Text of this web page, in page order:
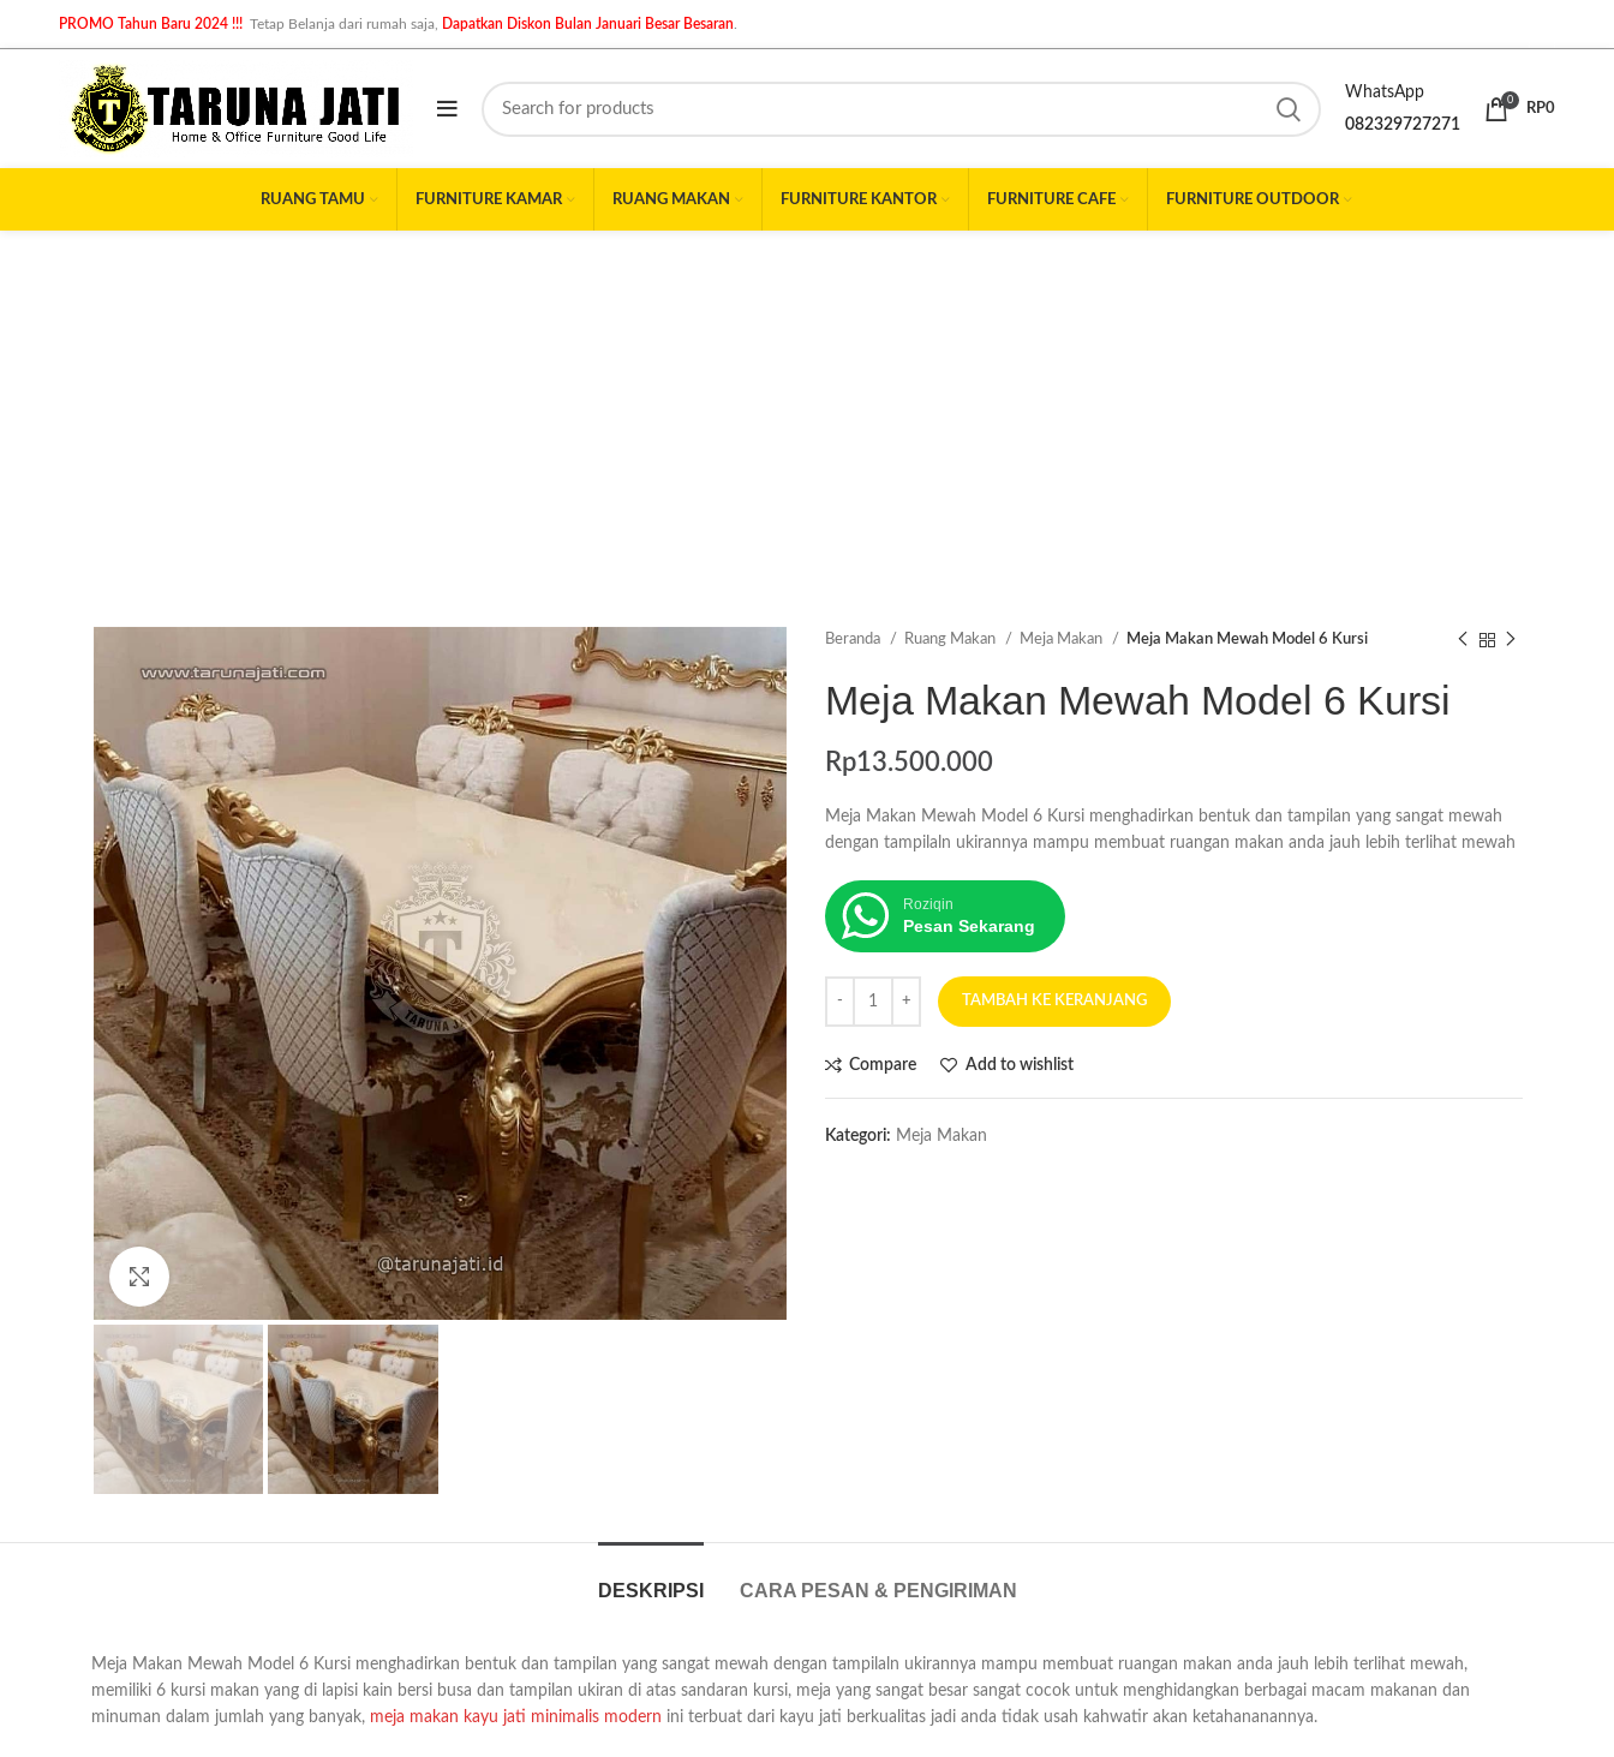
PROMO Tahun Baru 2024 !!! Tetap Belanja dari rumah saja, Dapatkan Diskon Bulan Januari Besar Besaran
WhatsApp
082329727271
0
RP0
RUANG TAMU FURNITURE KAMAR RUANG MAKAN FURNITURE KANTOR FURNITURE CAFE FURNITURE OUTDOOR
Click to enlarge
Beranda Ruang Makan Meja Makan Meja Makan Mewah Model 6 Kursi
Meja Makan Mewah Model 6 Kursi
Rp13.500.000
Meja Makan Mewah Model 6 Kursi menghadirkan bentuk dan tampilan yang sangat mewah
dengan tampilaln ukirannya mampu membuat ruangan makan anda jauh lebih terlihat mewah
Roziqin
Pesan Sekarang
TAMBAH KE KERANJANG
Compare Add to wishlist
Kategori: Meja Makan
DESKRIPSI CARA PESAN & PENGIRIMAN
Meja Makan Mewah Model 6 Kursi menghadirkan bentuk dan tampilan yang sangat mewah dengan tampilaln ukirannya mampu membuat ruangan makan anda jauh lebih terlihat mewah,
memiliki 6 kursi makan yang di lapisi kain bersi busa dan tampilan ukiran di atas sandaran kursi, meja yang sangat besar sangat cocok untuk menghidangkan berbagai macam makanan dan
minuman dalam jumlah yang banyak, meja makan kayu jati minimalis modern ini terbuat dari kayu jati berkualitas jadi anda tidak usah kahwatir akan ketahananannya.